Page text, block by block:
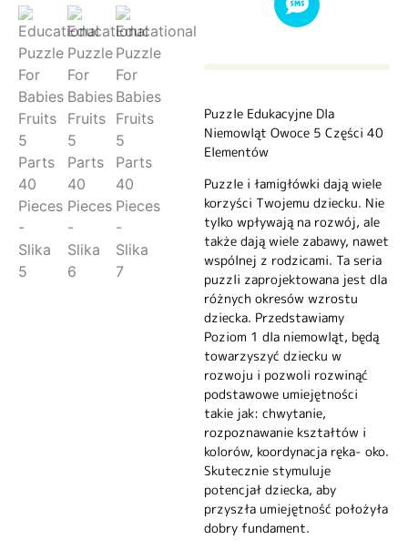
Puzzle Edukacyjne Dla
Niemowląt Owoce 5 Części 40
Elementów
Puzzle i łamigłówki dają wiele
korzyści Twojemu dziecku. Nie
tylko wpływają na rozwój, ale
także dają wiele zabawy, nawet
wspólnej z rodzicami. Ta seria
puzzli zaprojektowana jest dla
różnych okresów wzrostu
dziecka. Przedstawiamy
Poziom 1 dla niemowląt, będą
towarzyszyć dziecku w
rozwoju i pozwoli rozwinąć
podstawowe umiejętności
takie jak: chwytanie,
rozpoznawanie kształtów i
kolorów, koordynacja ręka- oko.
Skutecznie stymuluje
potencjał dziecka, aby
przyszła umiejętność położyła
dobry fundament.